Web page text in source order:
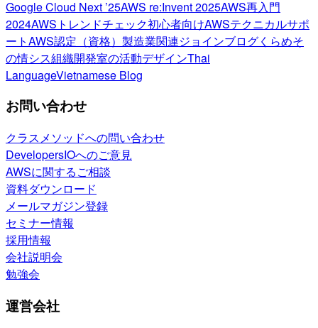
Google Cloud Next ’25AWS re:Invent 2025AWS再入門
2024AWSトレンドチェック初心者向けAWSテクニカルサポ
ートAWS認定（資格） 製造業関連ジョインブログくらめそ
の情シス組織開発室の活動デザインThai
LanguageVietnamese Blog
お問い合わせ
クラスメソッドへの問い合わせ
DevelopersIOへのご意見
AWSに関するご相談
資料ダウンロード
メールマガジン登録
セミナー情報
採用情報
会社説明会
勉強会
運営会社